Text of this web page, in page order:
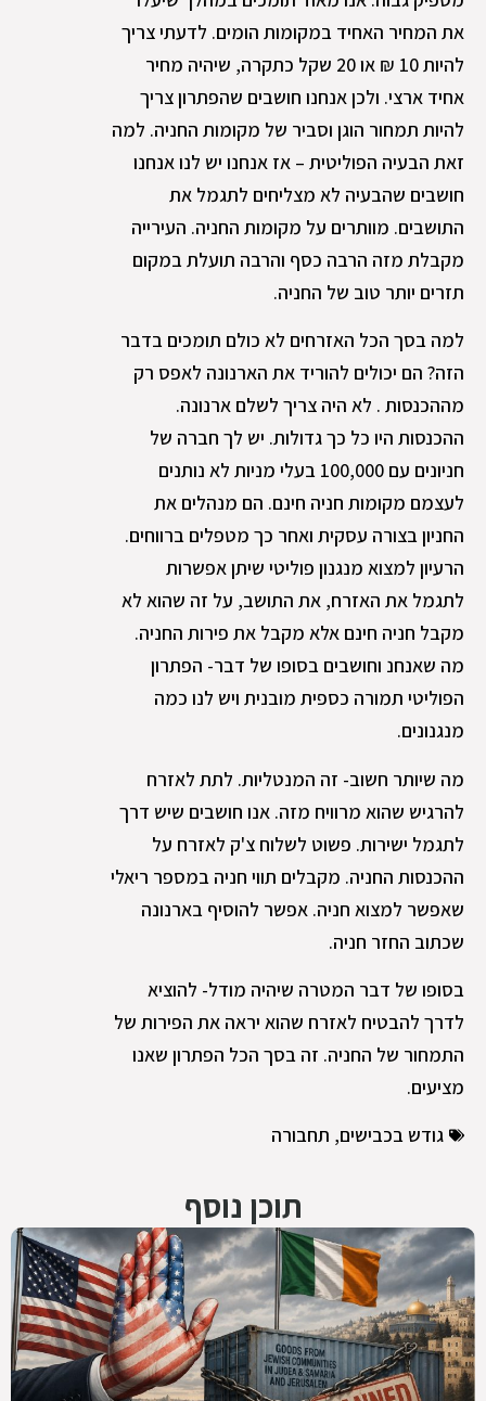
את המחיר האחיד במקומות הומים. לדעתי צריך
להיות 10 ₪ או 20 שקל כתקרה, שיהיה מחיר
אחיד ארצי. ולכן אנחנו חושבים שהפתרון צריך
להיות תמחור הוגן וסביר של מקומות החניה. למה
זאת הבעיה הפוליטית – אז אנחנו יש לנו אנחנו
חושבים שהבעיה לא מצליחים לתגמל את
התושבים. מוותרים על מקומות החניה. העירייה
מקבלת מזה הרבה כסף והרבה תועלת במקום
תזרים יותר טוב של החניה.
למה בסך הכל האזרחים לא כולם תומכים בדבר
הזה? הם יכולים להוריד את הארנונה לאפס רק
מההכנסות . לא היה צריך לשלם ארנונה.
ההכנסות היו כל כך גדולות. יש לך חברה של
חניונים עם 100,000 בעלי מניות לא נותנים
לעצמם מקומות חניה חינם. הם מנהלים את
החניון בצורה עסקית ואחר כך מטפלים ברווחים.
הרעיון למצוא מנגנון פוליטי שיתן אפשרות
לתגמל את האזרח, את התושב, על זה שהוא לא
מקבל חניה חינם אלא מקבל את פירות החניה.
מה שאנחנ וחושבים בסופו של דבר- הפתרון
הפוליטי תמורה כספית מובנית ויש לנו כמה
מנגנונים.
מה שיותר חשוב- זה המנטליות. לתת לאזרח
להרגיש שהוא מרוויח מזה. אנו חושבים שיש דרך
לתגמל ישירות. פשוט לשלוח צ'ק לאזרח על
ההכנסות החניה. מקבלים תווי חניה במספר ריאלי
שאפשר למצוא חניה. אפשר להוסיף בארנונה
שכתוב החזר חניה.
בסופו של דבר המטרה שיהיה מודל- להוציא
לדרך להבטיח לאזרח שהוא יראה את הפירות של
התמחור של החניה. זה בסך הכל הפתרון שאנו
מציעים.
גודש בכבישים, תחבורה
תוכן נוסף